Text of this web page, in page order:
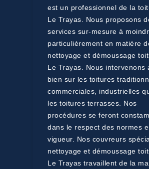
est un professionnel de la
Le Trayas. Nous proposons
services sur-mesure à
particulièrement en matière
nettoyage et démoussage
Le Trayas. Nous intervenons
bien sur les toitures
commerciales, industrielles
les toitures terrasses. Nos
procédures se feront
dans le respect des normes
vigueur. Nos couvreurs
nettoyage et démoussage
Le Trayas travaillent de la